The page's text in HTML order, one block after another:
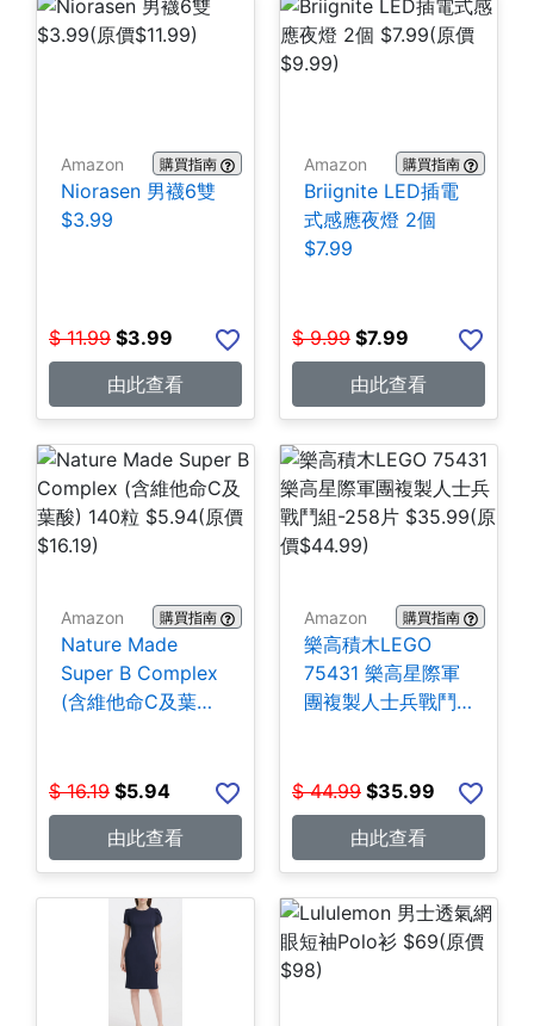
Amazon 購買指南
Niorasen 男襪6雙
$3.99
$ 11.99 $3.99
由此查看
Amazon 購買指南
Briignite LED插電
式感應夜燈 2個
$7.99
$ 9.99 $7.99
由此查看
Amazon 購買指南
Nature Made
Super B Complex
(含維他命C及葉酸)
$ 16.19 $5.94
由此查看
Amazon 購買指南
樂高積木LEGO
75431 樂高星際軍
團複製人士兵戰鬥
$ 44.99 $35.99
由此查看